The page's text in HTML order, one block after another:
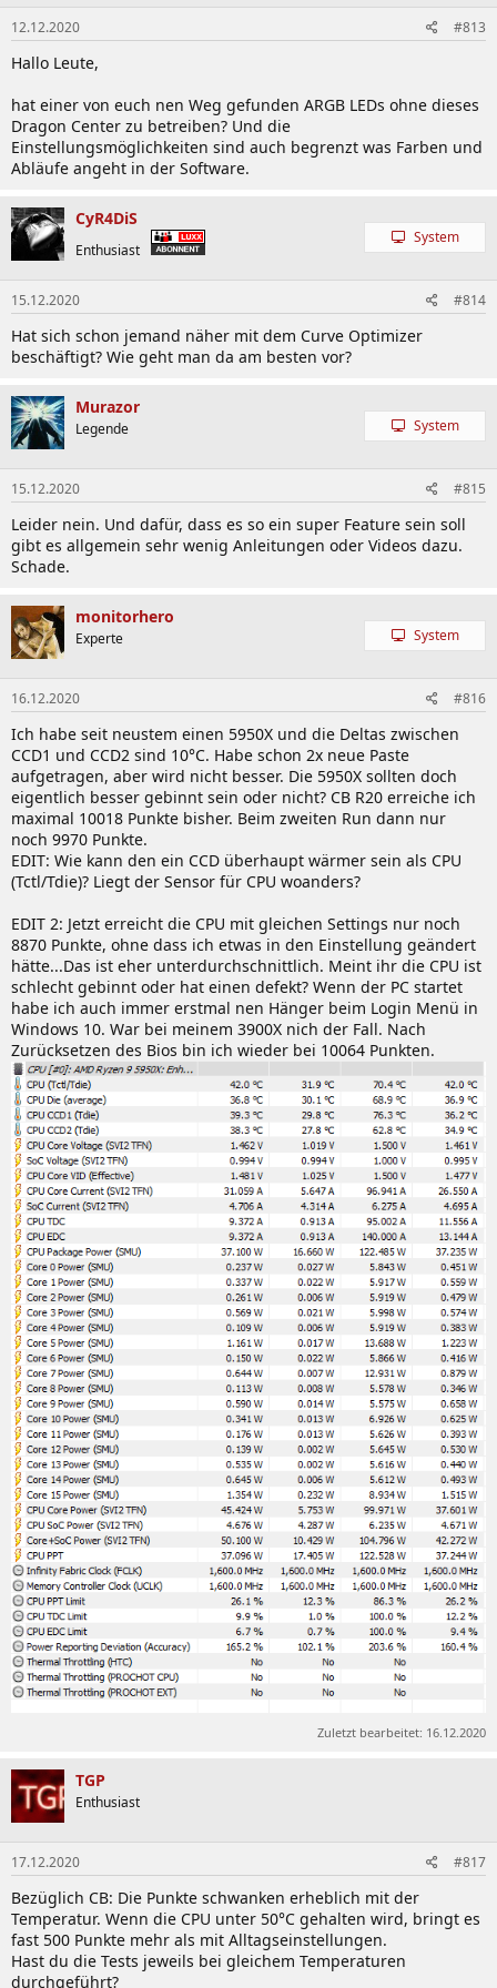
AMD Turbo USB 3.2 Gen2.
2.5G Gaming LAN with Latest Wi-Fi 6 Solution: Onboard
2.5G LAN with gaming LAN manager, combining latest
technology, delivering the best online gaming
experience.
Frozr Heatsink Design: Designed with the patented fan
and double ball bearings to provide the best
Audio Boost HD: Isolated audio with dedicated processor
combining ESS audio DAC with amplifier, deliver the
breathtaking, game-changing sound to create the most
exciting gameplay.
Pre-installed I/O Shielding: Better EMI protection and
more convenience for installation
ACE: Mystic Light Infinity, Dual LAN, Extended Heat-pipe
Design
Spezifikationen Unify/ACE/ACE MAX/Unify X:
CPU (MAX SUPPORT): Ryzen 9
CHIPSET:AMD® X570 Chipset
DDR4 MEMORY:1866/ 2133/ 2400/ 2667/ 2800/2933 /3000 /3066
/3200 /3466 /3600 /3733 /3866 /4000 /4133 /4266 /4400 /4533
/4600 /4733 /4800 /5000+ Mhz by JEDEC and A-XMP OC MODE
DIMM SLOTS:2/4
MAX MEMORY (GB):
PCI-E X16:
3
SATAIII:4
M.2 SLOT:3/4/6
RAID:0/1/10
TPM (HEADER):1
LAN UNIFY/UNIFY X:1x Realtek® RTL8125 2.5 Gbps
LAN ACE/ACE MAX: 1x Intel® WGI211AT Gigabit / Intel® Wi-Fi
6E AX210, 1x Realtek® RTL8125 2.5 Gbps
USB 3.2 PORTS (FRONT):
USB 3.2 PORTS (REAR): 1(Gen2, Type C), 3(Gen2, Type A),
2(Gen1, Type A)
USB 2.0 PORTS (REAR):2
AUDIO PORTS (REAR):5+ Optical S/PDIF (Realtek® ALC1220
Codec)
DIRECTX:12
FORM FACTOR:ATX
SLI:Y
CROSSFIRE:Y
OPERATING SYSTEM:Support for Windows® 10 64-bit
MSI Support bei
Hier ein paar Bilder zu denn Boards:
Anhänge
product_1_20190927094619_5d8d69eb70536.jpg
93,2 KB · Aufrufe: 1.408
product_1_20190527093622_5ceb3f164b3ae.png
212,6 KB · Aufrufe: 813
product_6_20190723092258_5d36617274da8.png
298,1 KB · Aufrufe: 885
product_162907966525e3301894bbdab4e43d1bcf1b0b6f7b.png
187,3 KB · Aufrufe: 622
product_162942345230b8141d0282a0e842b4006713d60184.png
142,5 KB · Aufrufe: 725
Zuletzt bearbeitet:
12.12.2020 #813
Hallo Leute,
hat einer von euch nen Weg gefunden ARGB LEDs ohne dieses
Dragon Center zu betreiben? Und die
Einstellungsmöglichkeiten sind auch begrenzt was Farben und
Abläufe angeht in der Software.
CyR4DiS
Enthusiast
System
15.12.2020 #814
Hat sich schon jemand näher mit dem Curve Optimizer
beschäftigt? Wie geht man da am besten vor?
Murazor
Legende System
15.12.2020 #815
Leider nein. Und dafür, dass es so ein super Feature sein soll
gibt es allgemein sehr wenig Anleitungen oder Videos dazu.
Schade.
monitorhero
Experte System
16.12.2020 #816
Ich habe seit neustem einen 5950X und die Deltas zwischen
CCD1 und CCD2 sind 10°C. Habe schon 2x neue Paste
aufgetragen, aber wird nicht besser. Die 5950X sollten doch
eigentlich besser gebinnt sein oder nicht? CB R20 erreiche ich
maximal 10018 Punkte bisher. Beim zweiten Run dann nur
noch 9970 Punkte.
EDIT: Wie kann den ein CCD überhaupt wärmer sein als CPU
(Tctl/Tdie)? Liegt der Sensor für CPU woanders?
EDIT 2: Jetzt erreicht die CPU mit gleichen Settings nur noch
8870 Punkte, ohne dass ich etwas in den Einstellung geändert
hätte...Das ist eher unterdurchschnittlich. Meint ihr die CPU ist
schlecht gebinnt oder hat einen defekt? Wenn der PC startet
habe ich auch immer erstmal nen Hänger beim Login Menü in
Windows 10. War bei meinem 3900X nich der Fall. Nach
Zurücksetzen des Bios bin ich wieder bei 10064 Punkten.
Zuletzt bearbeitet: 16.12.2020
TGP
Enthusiast
17.12.2020 #817
Bezüglich CB: Die Punkte schwanken erheblich mit der
Temperatur. Wenn die CPU unter 50°C gehalten wird, bringt es
fast 500 Punkte mehr als mit Alltagseinstellungen.
Hast du die Tests jeweils bei gleichem Temperaturen
durchgeführt?